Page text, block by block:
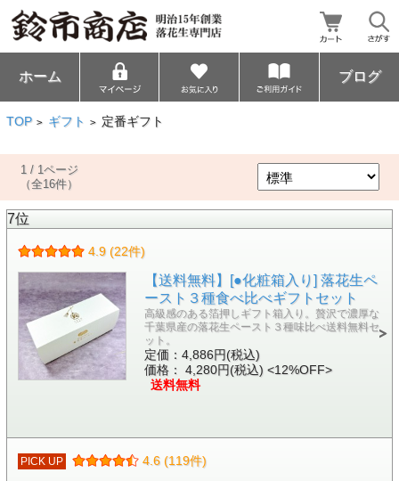
ホーム ブログ
TOP > ギフト > 定番ギフト
1 / 1ページ
（全16件）
7位
4.9 (22件)
【送料無料】[●化粧箱入り] 落花生ペ
ースト３種食べ比べギフトセット
高級感のある箔押しギフト箱入り。贅沢で濃厚な
千葉県産の落花生ペースト３種味比べ送料無料セ
ット。
定価：4,886円(税込)
価格： 4,280円(税込) <12%OFF>
送料無料
PICK UP 4.6 (119件)